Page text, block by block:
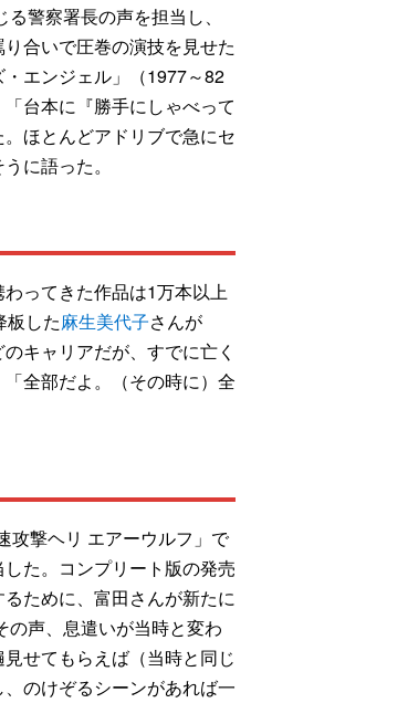
る警察署長の声を担当し、
合いで圧巻の演技を見せた
エンジェル」（1977～82
台本に『勝手にしゃべって
ほとんどアドリブで急にセ
に語った。
ってきた作品は1万本以上
板した麻生美代子さんが
キャリアだが、すでに亡く
全部だよ。（その時に）全
攻撃ヘリ エアーウルフ」で
た。コンプリート版の発売
ために、富田さんが新たに
の声、息遣いが当時と変わ
せてもらえば（当時と同じ
のけぞるシーンがあれば一